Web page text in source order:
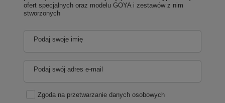
ofert specjalnych oraz modelu GOYA i zestawów z nim
stworzonych
Podaj swoje imię
Podaj swój adres e-mail
Zgoda na przetwarzanie danych osobowych